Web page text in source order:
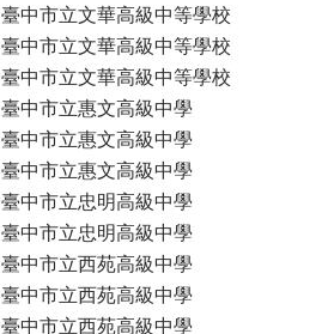
臺中市立文華高級中等學校
臺中市立文華高級中等學校
臺中市立文華高級中等學校
臺中市立惠文高級中學
臺中市立惠文高級中學
臺中市立惠文高級中學
臺中市立忠明高級中學
臺中市立忠明高級中學
臺中市立西苑高級中學
臺中市立西苑高級中學
臺中市立西苑高級中學